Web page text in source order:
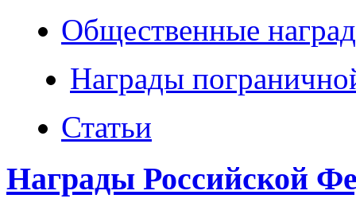
Общественные
Награды
Статьи
Награды Российской